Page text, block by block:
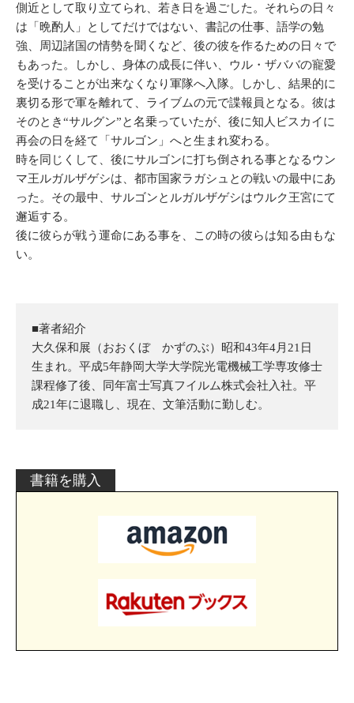
側近として取り立てられ、若き日を過ごした。それらの日々
は「晩酌人」としてだけではない、書記の仕事、語学の勉
強、周辺諸国の情勢を聞くなど、後の彼を作るための日々で
もあった。しかし、身体の成長に伴い、ウル・ザババの寵愛
を受けることが出来なくなり軍隊へ入隊。しかし、結果的に
裏切る形で軍を離れて、ライブムの元で諜報員となる。彼は
そのとき“サルグン”と名乗っていたが、後に知人ビスカイに
再会の日を経て「サルゴン」へと生まれ変わる。
時を同じくして、後にサルゴンに打ち倒される事となるウン
マ王ルガルザゲシは、都市国家ラガシュとの戦いの最中にあ
った。その最中、サルゴンとルガルザゲシはウルク王宮にて
邂逅する。
後に彼らが戦う運命にある事を、この時の彼らは知る由もな
い。
■著者紹介
大久保和展（おおくぼ かずのぶ）昭和43年4月21日
生まれ。平成5年静岡大学大学院光電機械工学専攻修士
課程修了後、同年富士写真フイルム株式会社入社。平
成21年に退職し、現在、文筆活動に勤しむ。
書籍を購入